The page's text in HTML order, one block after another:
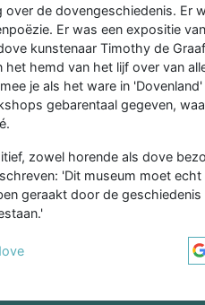
de dovengeschiedenis. Er
Er was een expositie
kunstenaar Timothy de
het hemd van het lijf over van
je als het ware in
gebarentaal gegeven,
zowel horende als dove
'Dit museum moet
geraakt door de